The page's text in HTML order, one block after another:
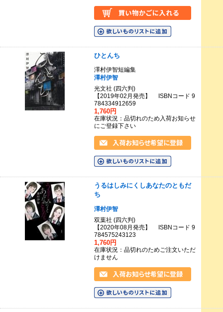
ひとんち
澤村伊智短編集
澤村伊智
光文社 (四六判)
【2019年02月発売】 ISBNコード 9
784334912659
1,760円
在庫状況：品切れのため入荷お知らせ
にご登録下さい
うるはしみにくしあなたのともだ
ち
澤村伊智
双葉社 (四六判)
【2020年08月発売】 ISBNコード 9
784575243123
1,760円
在庫状況：品切れのためご注文いただ
けません